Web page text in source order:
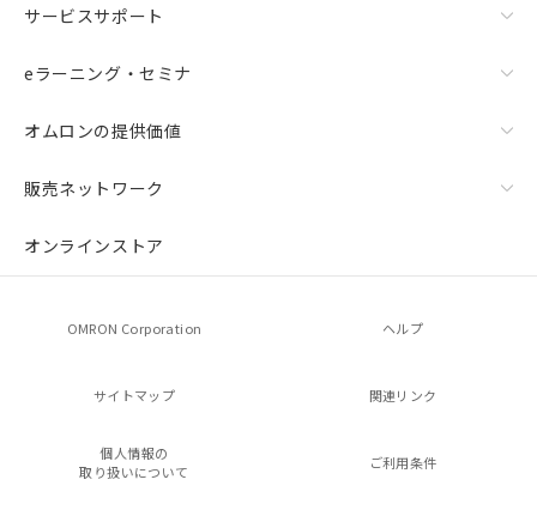
サービスサポート
eラーニング・セミナ
オムロンの提供価値
販売ネットワーク
オンラインストア
OMRON Corporation ヘルプ
サイトマップ 関連リンク
個人情報の
取り扱いについて
ご利用条件